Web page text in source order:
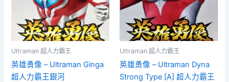
Ultraman 超人力霸王
英雄勇像 – Ultraman Ginga
超人力霸王銀河
Ultraman 超人力霸王
英雄勇像 – Ultraman Dyna
Strong Type [A] 超人力霸王